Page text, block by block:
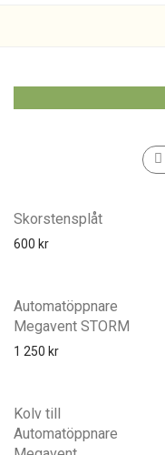
Skorstensplåt
600 kr
Automatöppnare
Megavent STORM
1 250 kr
Kolv till
Automatöppnare